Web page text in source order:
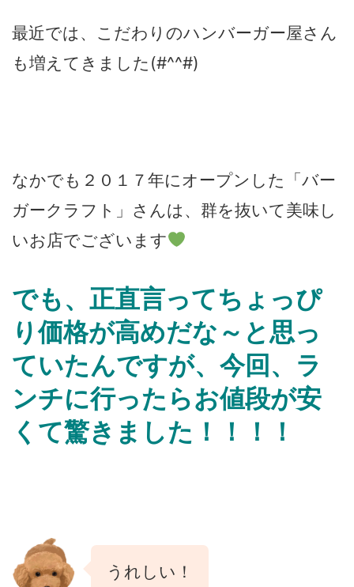
最近では、こだわりのハンバーガー屋さん
も増えてきました(#^^#)
なかでも２０１７年にオープンした「バー
ガークラフト」さんは、群を抜いて美味し
いお店でございます
でも、正直言ってちょっぴ
り価格が高めだな～と思っ
ていたんですが、今回、ラ
ンチに行ったらお値段が安
くて驚きました！！！！
うれしい！